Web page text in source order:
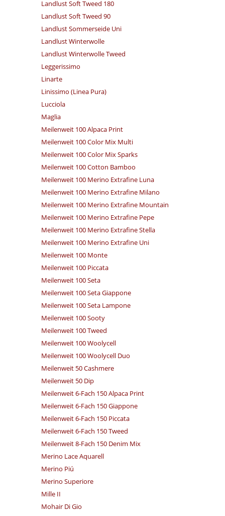
Landlust Soft Tweed 180
Landlust Soft Tweed 90
Landlust Sommerseide Uni
Landlust Winterwolle
Landlust Winterwolle Tweed
Leggerissimo
Linarte
Linissimo (Linea Pura)
Lucciola
Maglia
Meilenweit 100 Alpaca Print
Meilenweit 100 Color Mix Multi
Meilenweit 100 Color Mix Sparks
Meilenweit 100 Cotton Bamboo
Meilenweit 100 Merino Extrafine Luna
Meilenweit 100 Merino Extrafine Milano
Meilenweit 100 Merino Extrafine Mountain
Meilenweit 100 Merino Extrafine Pepe
Meilenweit 100 Merino Extrafine Stella
Meilenweit 100 Merino Extrafine Uni
Meilenweit 100 Monte
Meilenweit 100 Piccata
Meilenweit 100 Seta
Meilenweit 100 Seta Giappone
Meilenweit 100 Seta Lampone
Meilenweit 100 Sooty
Meilenweit 100 Tweed
Meilenweit 100 Woolycell
Meilenweit 100 Woolycell Duo
Meilenweit 50 Cashmere
Meilenweit 50 Dip
Meilenweit 6-Fach 150 Alpaca Print
Meilenweit 6-Fach 150 Giappone
Meilenweit 6-Fach 150 Piccata
Meilenweit 6-Fach 150 Tweed
Meilenweit 8-Fach 150 Denim Mix
Merino Lace Aquarell
Merino Piú
Merino Superiore
Mille II
Mohair Di Gio